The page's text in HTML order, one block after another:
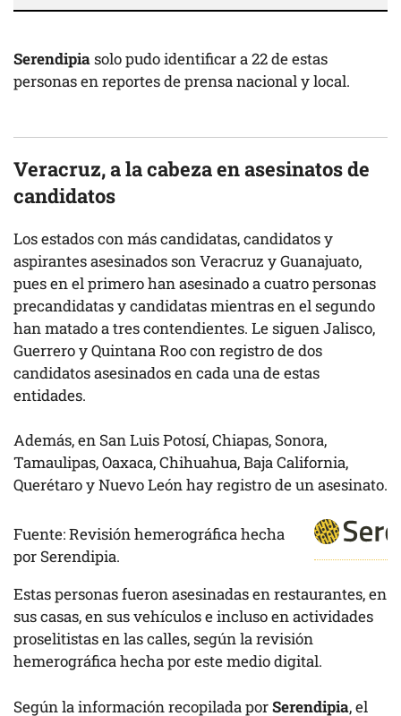
Serendipiasolo pudo identificar a 22 de estas
personas en reportes de prensa nacional y local.
Veracruz, a la cabeza en asesinatos de
candidatos
Los estados con más candidatas, candidatos y
aspirantes asesinados son Veracruz y Guanajuato,
pues en el primero han asesinado a cuatro personas
precandidatas y candidatas mientras en el segundo
han matado a tres contendientes. Le siguen Jalisco,
Guerrero y Quintana Roo con registro de dos
candidatos asesinados en cada una de estas
entidades.
Además, en San Luis Potosí, Chiapas, Sonora,
Tamaulipas, Oaxaca, Chihuahua, Baja California,
Querétaro y Nuevo León hay registro de un asesinato.
Fuente: Revisión hemerográfica hecha
por Serendipia.
Estas personas fueron asesinadas en restaurantes, en
sus casas, en sus vehículos e incluso en actividades
proselitistas en las calles, según la revisión
hemerográfica hecha por este medio digital.
Según la información recopilada porSerendipia, el